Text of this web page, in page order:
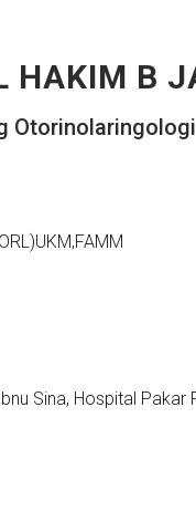
HAKIM B
Otorinolaringologi
Sina, Hospital Pakar